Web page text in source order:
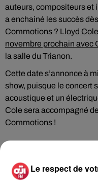
auteurs, compositeurs et
a enchainé les succès
Commotions ? Lloyd
novembre prochain avec
la salle du Trianon.
Cette date s’annonce à
show, puisque le concert
acoustique et un
Cole sera accompagné
Commotions !
Un
succèsLe respect de